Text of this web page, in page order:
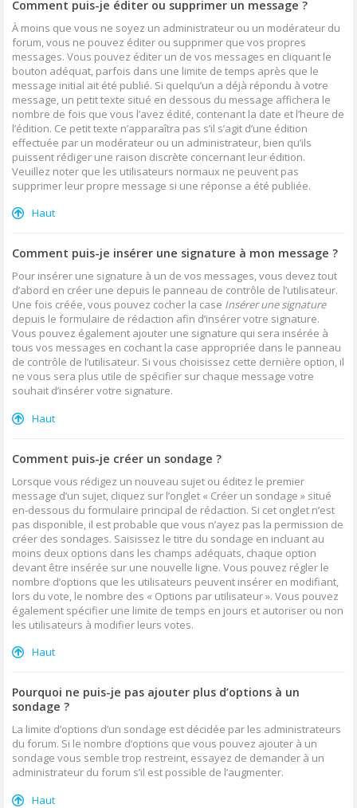
Comment puis-je éditer ou supprimer un message ?
À moins que vous ne soyez un administrateur ou un modérateur du
forum, vous ne pouvez éditer ou supprimer que vos propres
messages. Vous pouvez éditer un de vos messages en cliquant le
bouton adéquat, parfois dans une limite de temps après que le
message initial ait été publié. Si quelqu’un a déjà répondu à votre
message, un petit texte situé en dessous du message affichera le
nombre de fois que vous l’avez édité, contenant la date et l’heure de
l’édition. Ce petit texte n’apparaîtra pas s’il s’agit d’une édition
effectuée par un modérateur ou un administrateur, bien qu’ils
puissent rédiger une raison discrète concernant leur édition.
Veuillez noter que les utilisateurs normaux ne peuvent pas
supprimer leur propre message si une réponse a été publiée.
Haut
Comment puis-je insérer une signature à mon message ?
Pour insérer une signature à un de vos messages, vous devez tout
d’abord en créer une depuis le panneau de contrôle de l’utilisateur.
Une fois créée, vous pouvez cocher la case Insérer une signature
depuis le formulaire de rédaction afin d’insérer votre signature.
Vous pouvez également ajouter une signature qui sera insérée à
tous vos messages en cochant la case appropriée dans le panneau
de contrôle de l’utilisateur. Si vous choisissez cette dernière option, il
ne vous sera plus utile de spécifier sur chaque message votre
souhait d’insérer votre signature.
Haut
Comment puis-je créer un sondage ?
Lorsque vous rédigez un nouveau sujet ou éditez le premier
message d’un sujet, cliquez sur l’onglet « Créer un sondage » situé
en-dessous du formulaire principal de rédaction. Si cet onglet n’est
pas disponible, il est probable que vous n’ayez pas la permission de
créer des sondages. Saisissez le titre du sondage en incluant au
moins deux options dans les champs adéquats, chaque option
devant être insérée sur une nouvelle ligne. Vous pouvez régler le
nombre d’options que les utilisateurs peuvent insérer en modifiant,
lors du vote, le nombre des « Options par utilisateur ». Vous pouvez
également spécifier une limite de temps en jours et autoriser ou non
les utilisateurs à modifier leurs votes.
Haut
Pourquoi ne puis-je pas ajouter plus d’options à un
sondage ?
La limite d’options d’un sondage est décidée par les administrateurs
du forum. Si le nombre d’options que vous pouvez ajouter à un
sondage vous semble trop restreint, essayez de demander à un
administrateur du forum s’il est possible de l’augmenter.
Haut